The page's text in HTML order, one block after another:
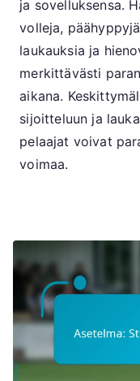
ja sovelluksensa.
volleja,
laukauksia ja
merkittävästi
aikana.
sijoitteluun ja
pelaajat voivat
voimaa.